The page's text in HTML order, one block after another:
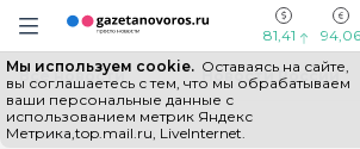
Информационный портал "ГазетаНоворос.ру"
Навигация сайта
81,41 94,06
Мы используем cookie. Оставаясь на сайте,
вы соглашаетесь с тем, что мы обрабатываем
ваши персональные данные с
использованием метрик Яндекс
Метрика,top.mail.ru, LiveInternet.
Все новости Новости России
Главная # СКР